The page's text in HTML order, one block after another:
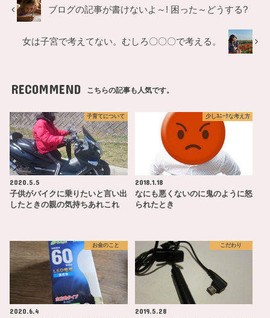
ブログの記事が書けないよ～! 困った～どうする?
女は子宮で考えてない。むしろ〇〇〇で考える。
RECOMMEND こちらの記事も人気です。
子育てについて
2020.5.5
子供がバイクに乗りたいと言い出
したときの親の気持ちあれこれ
少しﾕﾆｰｸな考え方
2018.1.18
なにも悪くないのに鬼のように怒
られたとき
お金のこと
2020.6.4
こだわり
2019.5.28